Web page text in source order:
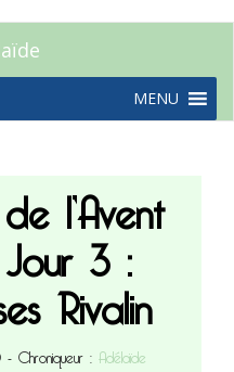
MENU
l’Avent
3 :
Rivalin
- Chroniqueur :Adélaïde